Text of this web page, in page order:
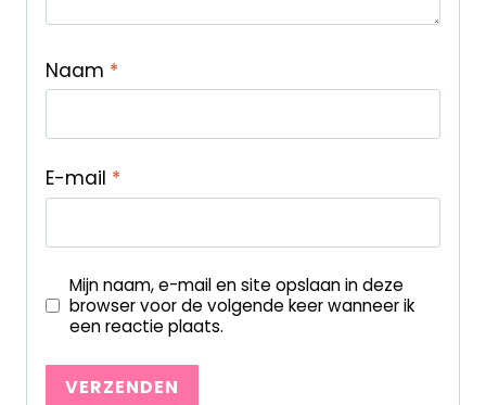
Naam *
E-mail *
Mijn naam, e-mail en site opslaan in deze
browser voor de volgende keer wanneer ik
een reactie plaats.